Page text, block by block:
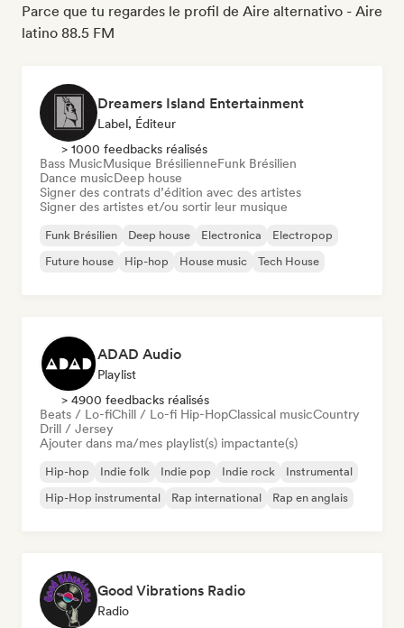
Parce que tu regardes le profil de Aire alternativo - Aire
latino 88.5 FM
Dreamers Island Entertainment
Label, Éditeur
> 1000 feedbacks réalisés
Bass MusicMusique BrésilienneFunk Brésilien
Dance musicDeep house
Signer des contrats d’édition avec des artistes
Signer des artistes et/ou sortir leur musique
Funk Brésilien Deep house Electronica
Electropop
Future house
Hip-hop House music Tech House
ADAD Audio
Playlist
> 4900 feedbacks réalisés
Beats / Lo-fiChill / Lo-fi Hip-HopClassical musicCountry
Drill / Jersey
Ajouter dans ma/mes playlist(s) impactante(s)
Hip-hop Indie folk Indie pop Indie rock
Instrumental
Hip-Hop instrumental
Rap international Rap en anglais
Good Vibrations Radio
Radio